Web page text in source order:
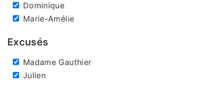
Dominique
Marie-Amélie
Excusés
Madame Gauthier
Julien